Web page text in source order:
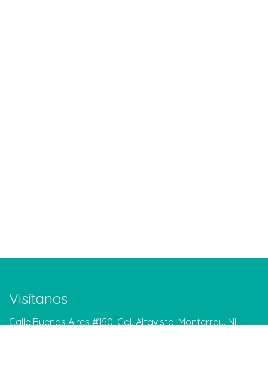
Visítanos
Calle Buenos Aires #150. Col. Altavista. Monterrey. NL.